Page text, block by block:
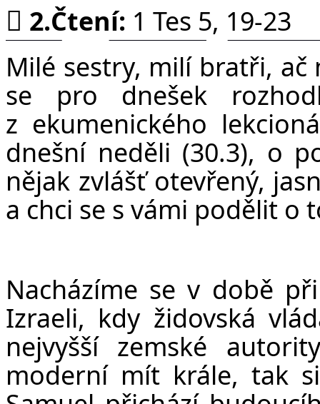
 2.Čtení: 1 Tes 5, 19-23
Milé sestry, milí bratři,
se pro dnešek
z ekumenického
dnešní neděli (30.3), o
nějak zvlášť otevřený,
a chci se s vámi podělit o
Nacházíme se v době
Izraeli, kdy židovská
nejvyšší zemské
moderní mít krále, tak